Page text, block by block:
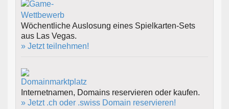
Wöchentliche Auslosung eines Spielkarten-Sets
aus Las Vegas.
» Jetzt teilnehmen!
Internetnamen, Domains reservieren oder kaufen.
» Jetzt .ch oder .swiss Domain reservieren!